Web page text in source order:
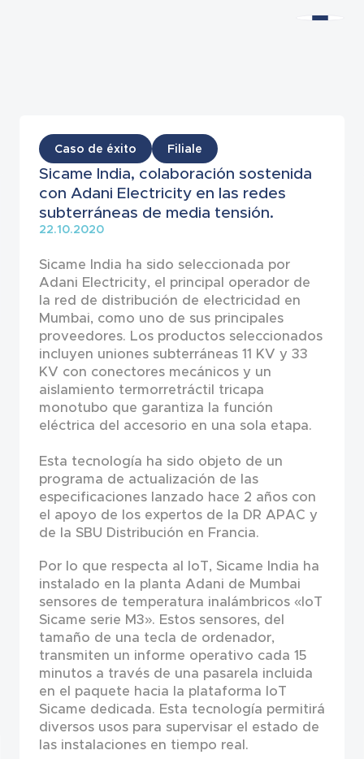
Noticias
Caso de éxito Filiale
Sicame India, colaboración sostenida
con Adani Electricity en las redes
subterráneas de media tensión.
22.10.2020
Sicame India ha sido seleccionada por
Adani Electricity, el principal operador de
la red de distribución de electricidad en
Mumbai, como uno de sus principales
proveedores. Los productos seleccionados
incluyen uniones subterráneas 11 KV y 33
KV con conectores mecánicos y un
aislamiento termorretráctil tricapa
monotubo que garantiza la función
eléctrica del accesorio en una sola etapa.
Esta tecnología ha sido objeto de un
programa de actualización de las
especificaciones lanzado hace 2 años con
el apoyo de los expertos de la DR APAC y
de la SBU Distribución en Francia.
Por lo que respecta al IoT, Sicame India ha
instalado en la planta Adani de Mumbai
sensores de temperatura inalámbricos «IoT
Sicame serie M3». Estos sensores, del
tamaño de una tecla de ordenador,
transmiten un informe operativo cada 15
minutos a través de una pasarela incluida
en el paquete hacia la plataforma IoT
Sicame dedicada. Esta tecnología permitirá
diversos usos para supervisar el estado de
las instalaciones en tiempo real.